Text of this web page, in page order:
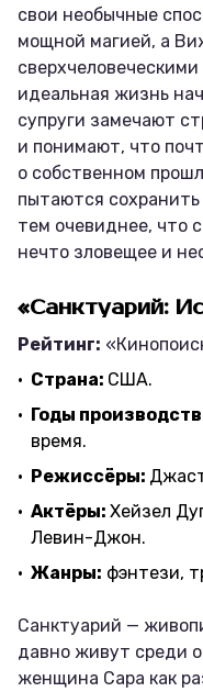
свои необычные
мощной магией, а
идеальная жизнь
супруги замечают
и понимают, что
о собственном
пытаются
тем очевиднее, что
нечто зловещее и
«Санктуарий:
Рейтинг:
Страна: США.
Годы
время.
Режиссёры:
Актёры: Хейзел
Левин-Джон.
Жанры: фэнтези,
Санктуарий —
давно живут среди
женщина Сара как